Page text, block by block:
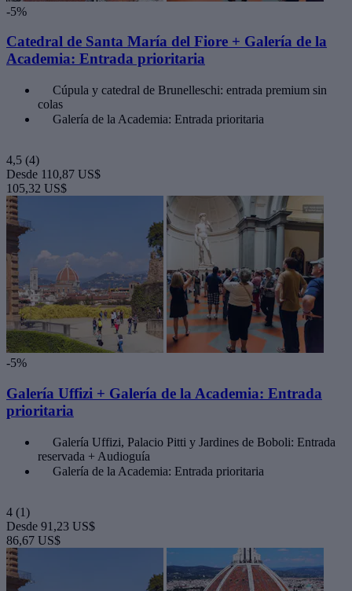
-5%
Catedral de Santa María del Fiore + Galería de la
Academia: Entrada prioritaria
Cúpula y catedral de Brunelleschi: entrada premium sin
colas
Galería de la Academia: Entrada prioritaria
4,5 (4)
Desde 110,87 US$
105,32 US$
-5%
Galería Uffizi + Galería de la Academia: Entrada
prioritaria
Galería Uffizi, Palacio Pitti y Jardines de Boboli: Entrada
reservada + Audioguía
Galería de la Academia: Entrada prioritaria
4 (1)
Desde 91,23 US$
86,67 US$